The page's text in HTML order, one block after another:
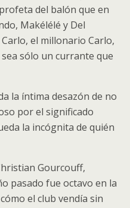
del balón que en
Makélélé y Del
el millonario Carlo,
sólo un currante que
la íntima desazón de no
por el significado
la incógnita de quién
Gourcouff,
pasado fue octavo en la
el club vendía sin